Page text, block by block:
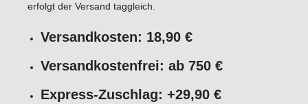
erfolgt der Versand taggleich.
Versandkosten: 18,90 €
Versandkostenfrei: ab 750 €
Express-Zuschlag: +29,90 €